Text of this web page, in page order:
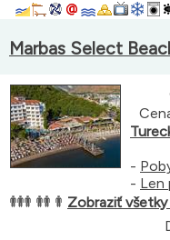
Marbas Select
-
- Len
Zobraziť